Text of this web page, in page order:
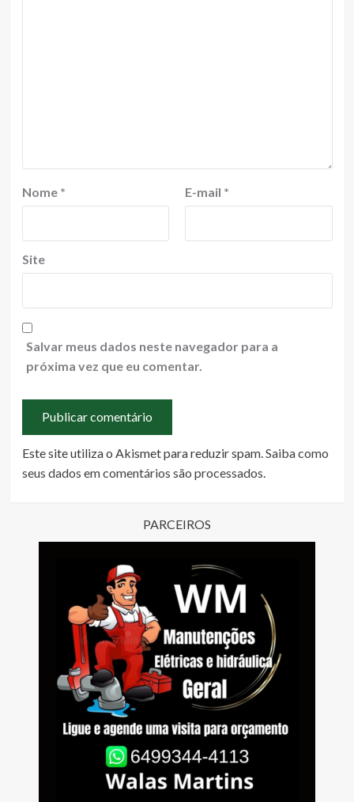
Nome * E-mail *
Site
Salvar meus dados neste navegador para a
próxima vez que eu comentar.
Este site utiliza o Akismet para reduzir spam.Saiba como
seus dados em comentários são processados.
PARCEIROS